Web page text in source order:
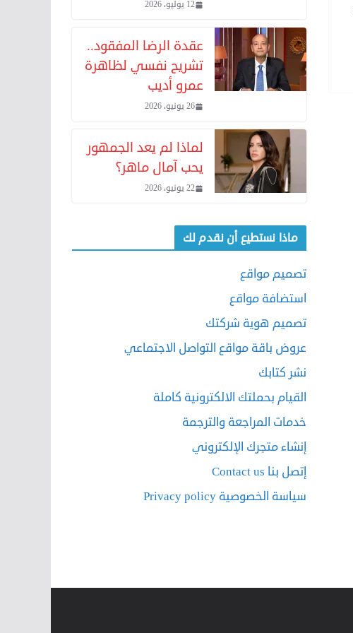
12 يوليو، 2026
عقدة الرضا المفقود..
تشريح نفسي لظاهرة
عمرو أديب
26 يونيو، 2026
لماذا لم يعد الجمهور
يحب آمال ماهر؟
22 يونيو، 2026
ماذا نستطيع أن نقدم لك
تصميم مواقع
استضافة مواقع
تصميم هوية شركتك
عروض باقة مواقع التواصل الاجتماعي
نشر كتابك
القيام بحملتك الالكترونية كاملة
خدمات المراجعة والترجمة
إنشاء متجرك الإلكتروني
إتصل بنا Contact us
سياسة الخصوصية Privacy policy